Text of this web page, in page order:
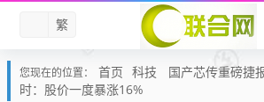
繁
您现在的位置： 首页 科技
国产芯传重磅捷
时：股价一度暴涨16%